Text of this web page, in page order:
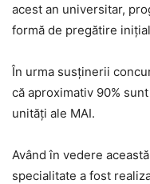
acest an universitar,
formă de pregătire
În urma susținerii
că aproximativ 90%
unități ale MAI.
Având în vedere
specialitate a fost